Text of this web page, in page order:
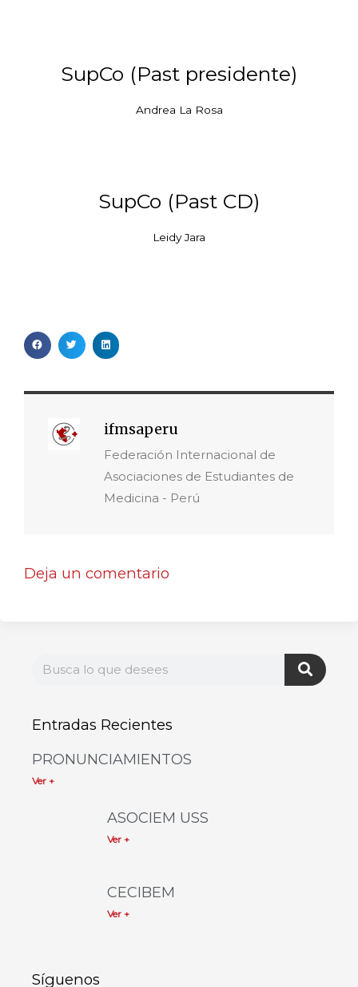
SupCo (Past presidente)
Andrea La Rosa
SupCo (Past CD)
Leidy Jara
ifmsaperu
Federación Internacional de
Asociaciones de Estudiantes de
Medicina - Perú
Deja un comentario
Entradas Recientes
PRONUNCIAMIENTOS
Ver +
ASOCIEM USS
Ver +
CECIBEM
Ver +
Síguenos